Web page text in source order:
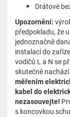
Drátové
Upozornění:
předpokladu, že
jednoznačně
instalací do
vodičů L a N se
skutečně nachází.
měřením
kabel do
nezasouvejte!
s koncovkou